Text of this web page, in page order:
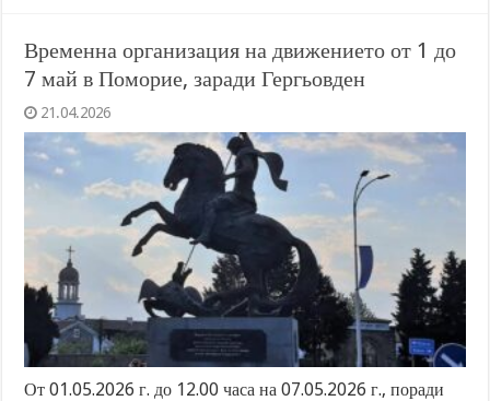
Временна организация на движението от 1 до
7 май в Поморие, заради Гергьовден
21.04.2026
От 01.05.2026 г. до 12.00 часа на 07.05.2026 г., поради